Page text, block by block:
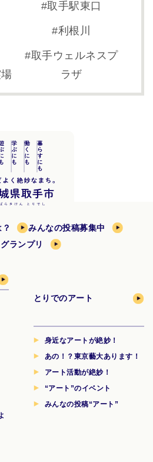
取手駅東口
利根川
取手ウェルネスプ
ラザ
みんなの投稿募集中
ランプリ
とりでのアート
身近なアートが絶妙！
あの！？東京藝大あります！
アート活動が絶妙！
“アート”のイベント
みんなの投稿“アート”